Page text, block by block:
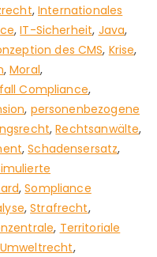
,Internationales
,IT-Sicherheit, Java,
des CMS, Krise,
,Moral,
Compliance,
, personenbezogene
,Rechtsanwälte,
,Schadensersatz,
,Sompliance
,Strafrecht,
, Territoriale
Umweltrecht,